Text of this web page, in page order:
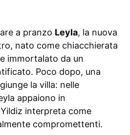
a pranzo Leyla, la nuova
nato come chiacchierata
immortalato da un
Poco dopo, una
la villa: nelle
appaiono in
interpreta come
compromettenti.